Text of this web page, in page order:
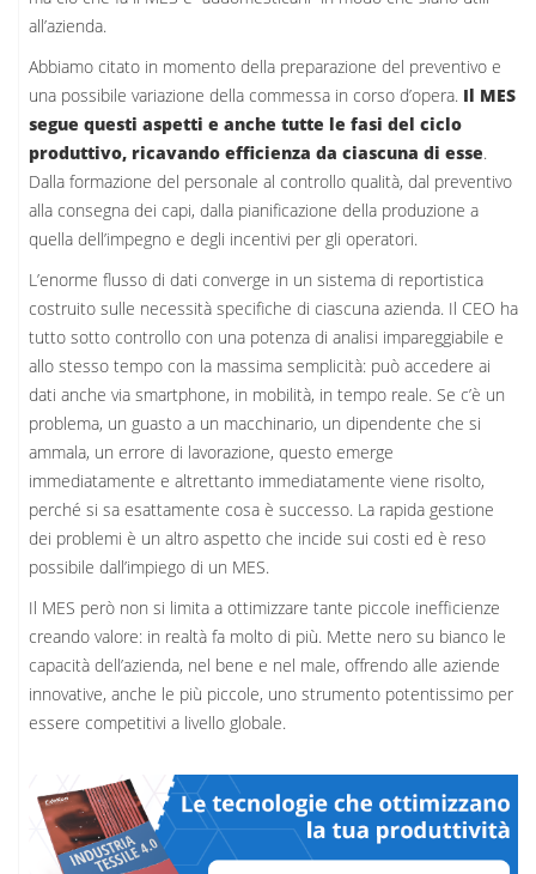
all’azienda.
Abbiamo citato in momento della preparazione del preventivo e
una possibile variazione della commessa in corso d’opera. Il MES
segue questi aspetti e anche tutte le fasi del ciclo
produttivo, ricavando efficienza da ciascuna di esse.
Dalla formazione del personale al controllo qualità, dal preventivo
alla consegna dei capi, dalla pianificazione della produzione a
quella dell’impegno e degli incentivi per gli operatori.
L’enorme flusso di dati converge in un sistema di reportistica
costruito sulle necessità specifiche di ciascuna azienda. Il CEO ha
tutto sotto controllo con una potenza di analisi impareggiabile e
allo stesso tempo con la massima semplicità: può accedere ai
dati anche via smartphone, in mobilità, in tempo reale. Se c’è un
problema, un guasto a un macchinario, un dipendente che si
ammala, un errore di lavorazione, questo emerge
immediatamente e altrettanto immediatamente viene risolto,
perché si sa esattamente cosa è successo. La rapida gestione
dei problemi è un altro aspetto che incide sui costi ed è reso
possibile dall’impiego di un MES.
Il MES però non si limita a ottimizzare tante piccole inefficienze
creando valore: in realtà fa molto di più. Mette nero su bianco le
capacità dell’azienda, nel bene e nel male, offrendo alle aziende
innovative, anche le più piccole, uno strumento potentissimo per
essere competitivi a livello globale.